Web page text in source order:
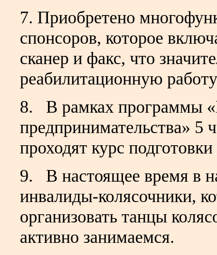
7. Приобретено
спонсоров, которое
сканер и факс, что
реабилитационную
8. В рамках программы
предпринимательства» 5
проходят курс
9. В настоящее время в
инвалиды-колясочники,
организовать танцы
активно занимаемся.